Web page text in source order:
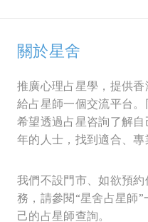
關於星舍
推廣心理占星學，提供
給占星師一個交流平台。
希望透過占星咨詢了解
年的人士，找到適合、專
我們不設門市、如欲預
務，請參閱“星舍占星師
己的占星師查詢。